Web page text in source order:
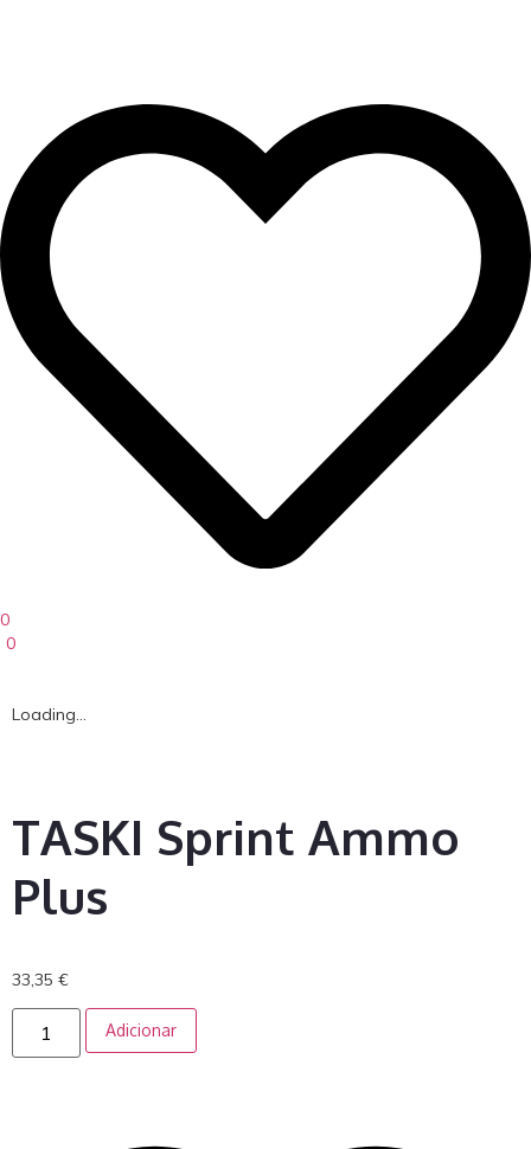
0
0
Loading...
TASKI Sprint Ammo
Plus
33,35 €
Adicionar